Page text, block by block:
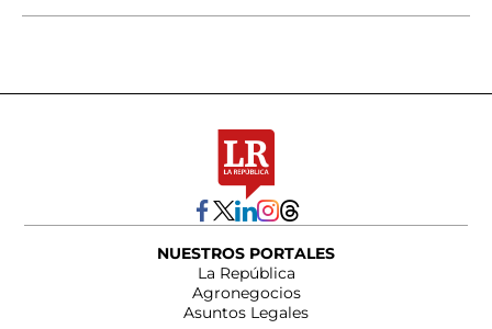
NUESTROS PORTALES
La República
Agronegocios
Asuntos Legales